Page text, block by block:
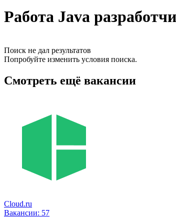
Работа Java
Поиск не дал результатов
Попробуйте изменить условия поиска.
Смотреть ещё вакансии
Cloud.ru
Вакансии: 57